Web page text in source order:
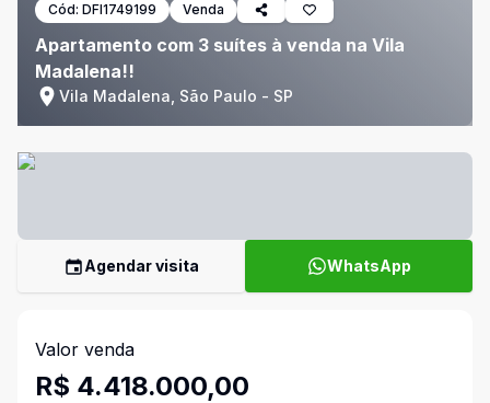
Cód: DFI1749199 Venda
Apartamento com 3 suítes à venda na Vila
Madalena!!
Vila Madalena, São Paulo - SP
Agendar visita WhatsApp
Valor venda
R$ 4.418.000,00